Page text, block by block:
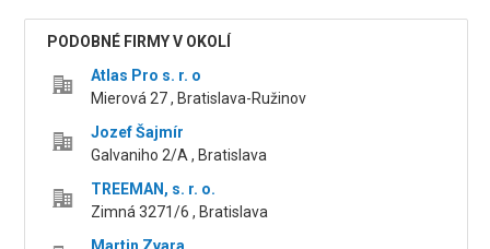
PODOBNÉ FIRMY V OKOLÍ
Atlas Pro s. r. o
Mierová 27 , Bratislava-Ružinov
Jozef Šajmír
Galvaniho 2/A , Bratislava
TREEMAN, s. r. o.
Zimná 3271/6 , Bratislava